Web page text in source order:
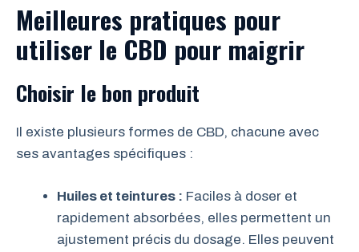
Meilleures pratiques pour
utiliser le CBD pour maigrir
Choisir le bon produit
Il existe plusieurs formes de CBD, chacune avec
ses avantages spécifiques :
Huiles et teintures : Faciles à doser et
rapidement absorbées, elles permettent un
ajustement précis du dosage. Elles peuvent